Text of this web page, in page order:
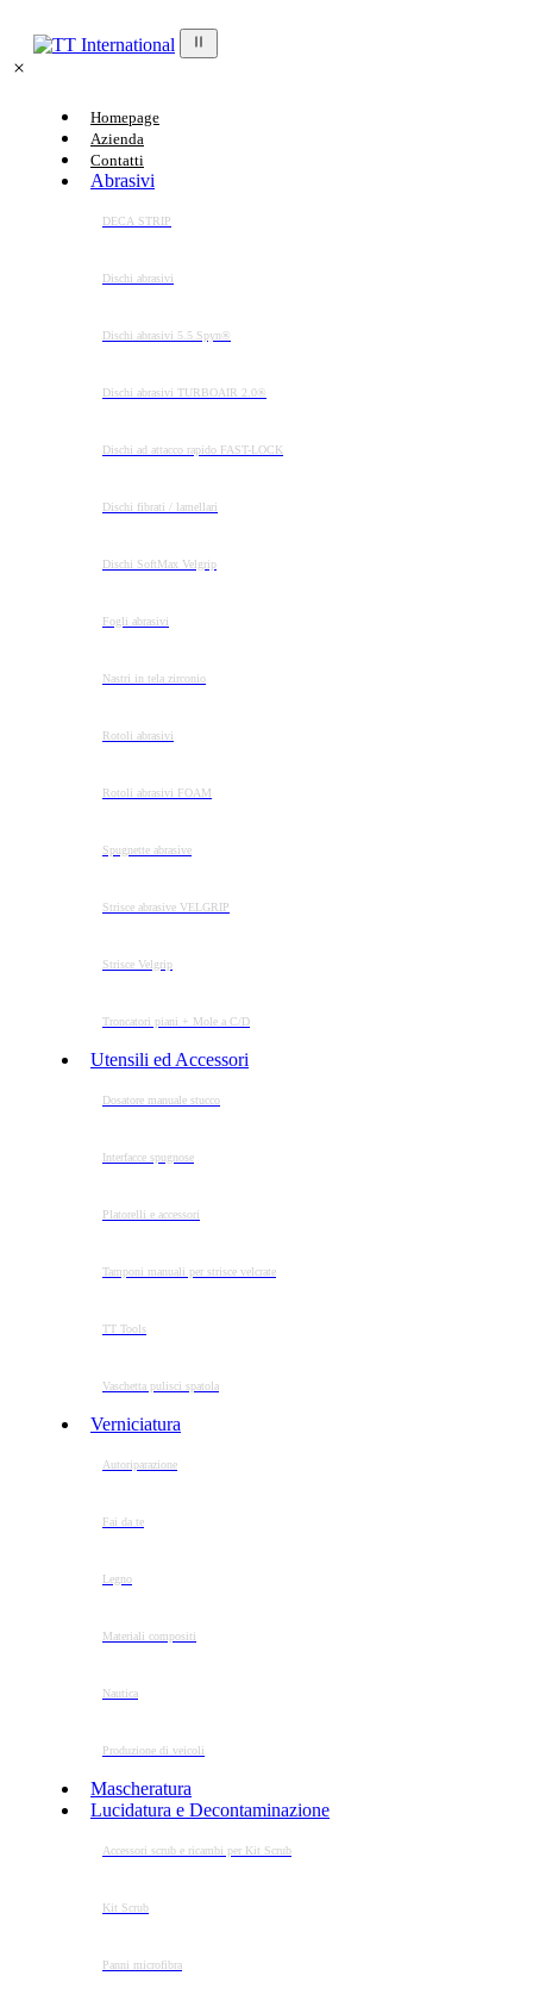
Homepage
Azienda
Contatti
Abrasivi
DECA STRIP
Dischi abrasivi
Dischi abrasivi 5.5 Spyn®
Dischi abrasivi TURBOAIR 2.0®
Dischi ad attacco rapido FAST-LOCK
Dischi fibrati / lamellari
Dischi SoftMax Velgrip
Fogli abrasivi
Nastri in tela zirconio
Rotoli abrasivi
Rotoli abrasivi FOAM
Spugnette abrasive
Strisce abrasive VELGRIP
Strisce Velgrip
Troncatori piani + Mole a C/D
Utensili ed Accessori
Dosatore manuale stucco
Interfacce spugnose
Platorelli e accessori
Tamponi manuali per strisce velcrate
TT Tools
Vaschetta pulisci spatola
Verniciatura
Autoriparazione
Fai da te
Legno
Materiali compositi
Nautica
Produzione di veicoli
Mascheratura
Lucidatura e Decontaminazione
Accessori scrub e ricambi per Kit Scrub
Kit Scrub
Panni microfibra